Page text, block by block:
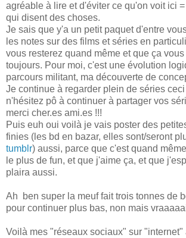
agréable à lire et d'éviter ce qu'on voit ici
qui disent des choses.
Je sais que y'a un petit paquet d'entre
les notes sur des films et séries en
vous resterez quand même et que ça
toujours. Pour moi, c'est une évolution
parcours militant, ma découverte de
Je continue à regarder plein de séries
n'hésitez pô à continuer à partager vos
merci cher.es ami.es !!!
Puis euh oui voilà je vais poster des
finies (les bd en bazar, elles sont/seront
tumblr) aussi, parce que c'est quand
le plus de fun, et que j'aime ça, et que
plaira aussi.
Ah ben super la meuf fait trois tonnes de
pour continuer plus bas, non mais
Voilà mes "réseaux sociaux" sur "internet"